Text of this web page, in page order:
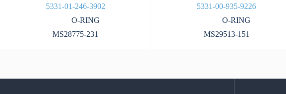
5331-01-246-3902
O-RING
MS28775-231
5331-00-935-9226
O-RING
MS29513-151